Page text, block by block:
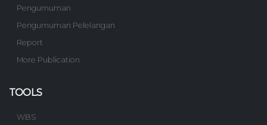
Pengumuman
Pengumuman Pelelangan
Report
More Publication
TOOLS
WBS